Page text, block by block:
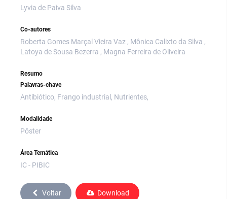
Lyvia de Paiva Silva
Co-autores
Roberta Gomes Marçal Vieira Vaz , Mônica Calixto da Silva ,
Latoya de Sousa Bezerra , Magna Ferreira de Oliveira
Resumo
Palavras-chave
Antibiótico, Frango industrial, Nutrientes,
Modalidade
Pôster
Área Temática
IC - PIBIC
Voltar Download